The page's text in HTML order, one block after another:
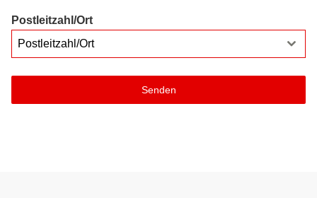
Postleitzahl/Ort
Postleitzahl/Ort
Senden